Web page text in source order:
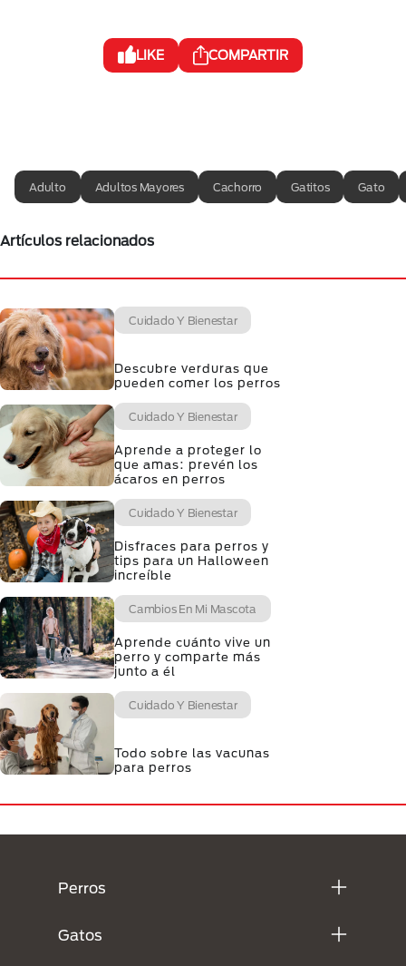
LIKE COMPARTIR
Adulto Adultos Mayores Cachorro Gatitos Gato
Artículos relacionados
Cuidado Y Bienestar
Descubre verduras que
pueden comer los perros
Cuidado Y Bienestar
Aprende a proteger lo
que amas: prevén los
ácaros en perros
Cuidado Y Bienestar
Disfraces para perros y
tips para un Halloween
increíble
Cambios En Mi Mascota
Aprende cuánto vive un
perro y comparte más
junto a él
Cuidado Y Bienestar
Todo sobre las vacunas
para perros
Perros
Gatos